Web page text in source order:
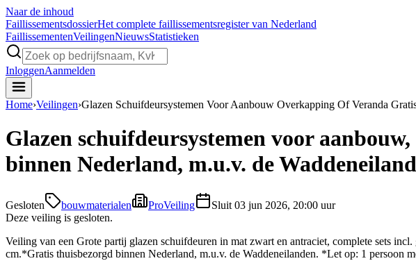
Naar de inhoud
FaillissementsdossierHet complete faillissementsregister van Nederland
FaillissementenVeilingenNieuwsStatistieken
InloggenAanmelden
Home›Veilingen›Glazen Schuifdeursystemen Voor Aanbouw Overkapping Of Veranda
Glazen schuifdeursystemen voor
binnen Nederland, m.u.v. de
Gesloten bouwmaterialen ProVeiling Sluit 03 jun 2026, 20:00 uur
Deze veiling is gesloten.
Veiling van een Grote partij glazen schuifdeuren in mat zwart en antraciet, complete sets
cm.*Gratis thuisbezorgd binnen Nederland, m.u.v. de Waddeneilanden. *Let op: 1 persoon